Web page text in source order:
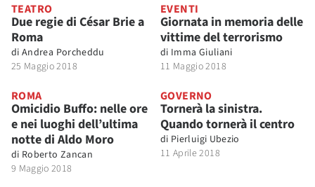
TEATRO
Due regie di César Brie a
Roma
di Andrea Porcheddu
25 Maggio 2018
EVENTI
Giornata in memoria delle
vittime del terrorismo
di Imma Giuliani
11 Maggio 2018
ROMA
Omicidio Buffo: nelle ore
e nei luoghi dell’ultima
notte di Aldo Moro
di Roberto Zancan
9 Maggio 2018
GOVERNO
Tornerà la sinistra.
Quando tornerà il centro
di Pierluigi Ubezio
11 Aprile 2018